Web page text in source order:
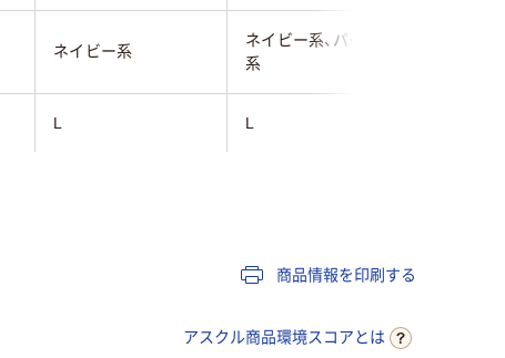
ネイビー系
ネイビー系、パープル
系
L L
商品情報を印刷する
アスクル商品環境スコアとは